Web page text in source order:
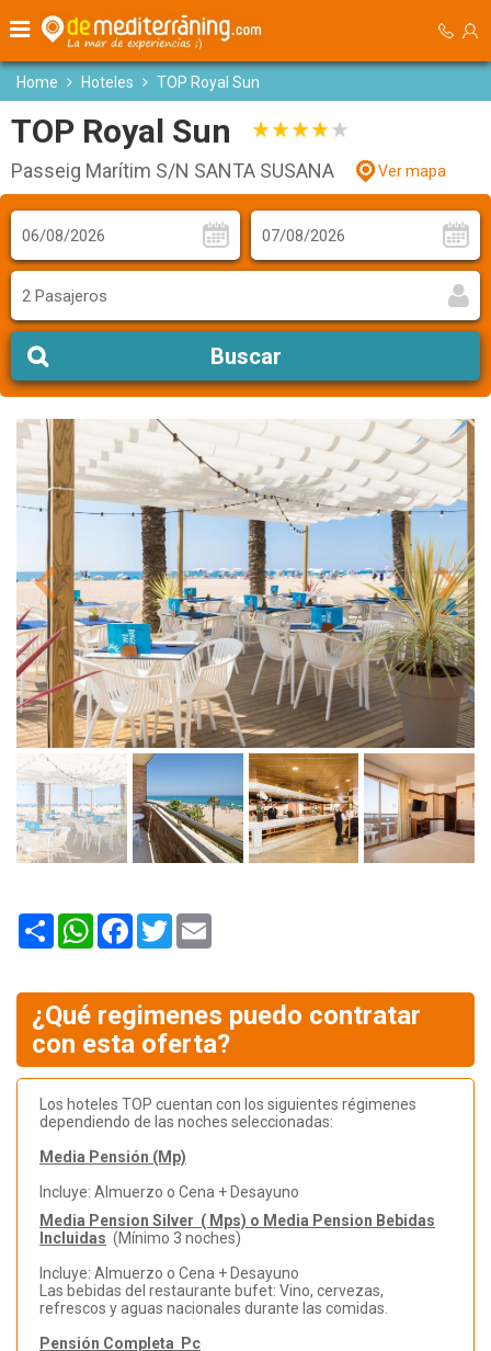
Home Hoteles TOP Royal Sun
TOP Royal Sun
Passeig Marítim S/N SANTA SUSANA Ver mapa
2 Pasajeros
Buscar
Share WhatsAppFacebook
Twitter
¿Qué regimenes puedo contratar
con esta oferta?
Los hoteles TOP cuentan con los siguientes régimenes
dependiendo de las noches seleccionadas:
Media Pensión (Mp)
Incluye: Almuerzo o Cena + Desayuno
Media Pension Silver ( Mps) o Media Pension Bebidas
Incluidas (Mínimo 3 noches)
Incluye: Almuerzo o Cena + Desayuno
Las bebidas del restaurante bufet: Vino, cervezas,
refrescos y aguas nacionales durante las comidas.
Pensión Completa Pc